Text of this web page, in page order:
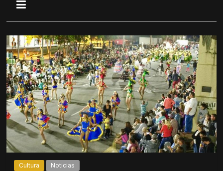
Cultura Noticias